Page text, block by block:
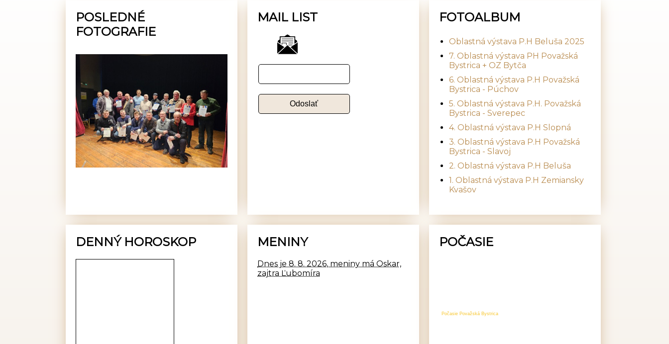
POSLEDNÉ
FOTOGRAFIE
MAIL LIST FOTOALBUM
Oblastná výstava P.H Beluša 2025
7. Oblastná výstava PH Považská
Bystrica + OZ Bytča
6. Oblastná výstava P.H Považská
Bystrica - Púchov
5. Oblastná výstava P.H. Považská
Bystrica - Sverepec
4. Oblastná výstava P.H Slopná
3. Oblastná výstava P.H Považská
Bystrica - Slavoj
2. Oblastná výstava P.H Beluša
1. Oblastná výstava P.H Zemiansky
Kvašov
DENNÝ HOROSKOP MENINY
Dnes je 8. 8. 2026, meniny má Oskar,
zajtra Ľubomíra
POČASIE
Počasie Považská Bystrica